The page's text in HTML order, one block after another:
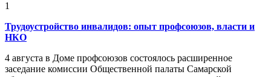
1
Трудоустройство инвалидов: опыт профсоюзов, власти и
НКО
4 августа в Доме профсоюзов состоялось расширенное
заседание комиссии Общественной палаты Самарской